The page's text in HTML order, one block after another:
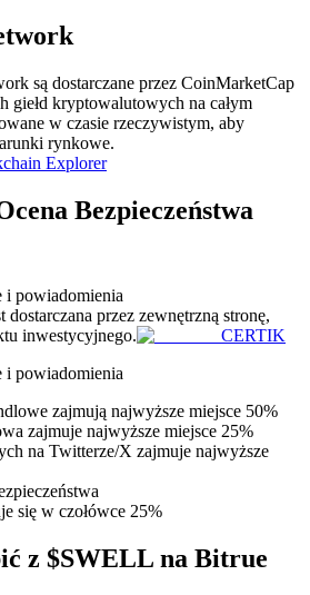
zysków i prowizjami z kopiowania
tym informacje handlowe itp.
są dostarczane przez CoinMarketCap
giełd kryptowalutowych na całym
w czasie rzeczywistym, aby
rynkowe.
Explorer
Bezpieczeństwa
i powiadomienia
dostarczana przez zewnętrzną stronę,
inwestycyjnego.
CERTIK
i powiadomienia
zajmują najwyższe miejsce 50%
zajmuje najwyższe miejsce 25%
na Twitterze/X zajmuje najwyższe
się w czołówce 25%
z $SWELL na Bitrue